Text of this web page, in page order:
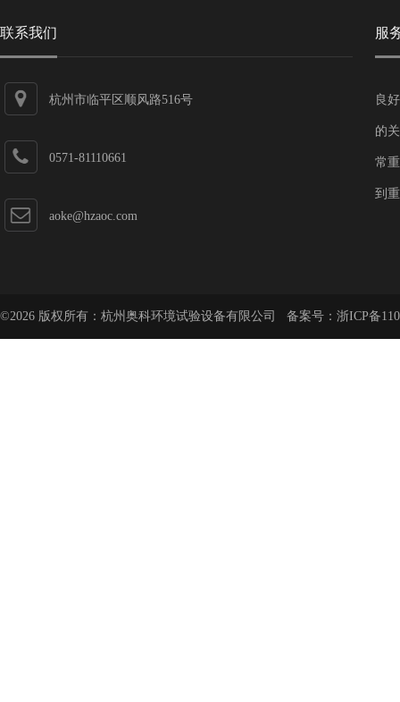
联系我们
杭州市临平区顺风路516号
0571-81110661
aoke@hzaoc.com
服
良
的
常
到
©2026 版权所有：杭州奥科环境试验设备有限公司 备案号： 浙ICP备